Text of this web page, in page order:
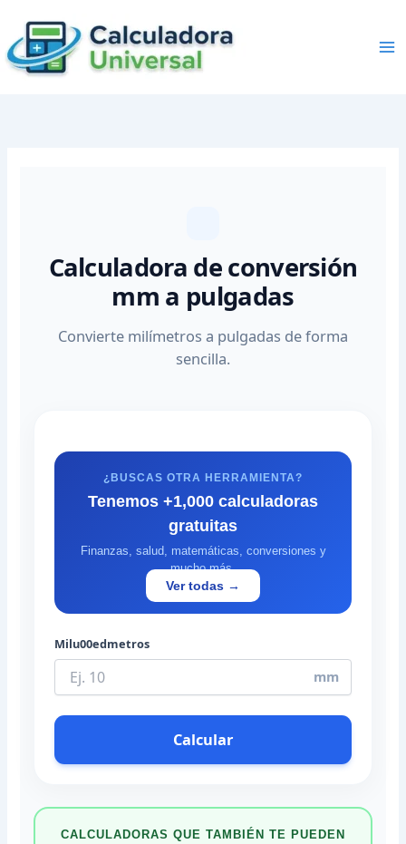
content
Calculadora de conversión
mm a pulgadas
Convierte milímetros a pulgadas de forma
sencilla.
¿BUSCAS OTRA HERRAMIENTA?
Tenemos +1,000 calculadoras
gratuitas
Finanzas, salud, matemáticas, conversiones y
mucho más.
Ver todas →
Milu00edmetros
mm
Calcular
CALCULADORAS QUE TAMBIÉN TE PUEDEN